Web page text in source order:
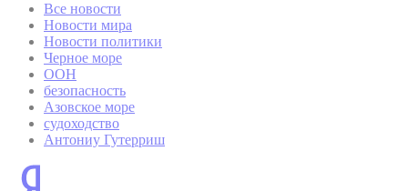
Все новости
Новости мира
Новости политики
Черное море
ООН
безопасность
Азовское море
судоходство
Антониу Гутерриш